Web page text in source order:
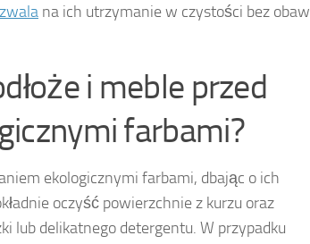
na ich utrzymanie w czystości bez obaw
i meble przed
farbami?
ekologicznymi farbami, dbając o ich
oczyść powierzchnie z kurzu oraz
lub delikatnego detergentu. W przypadku